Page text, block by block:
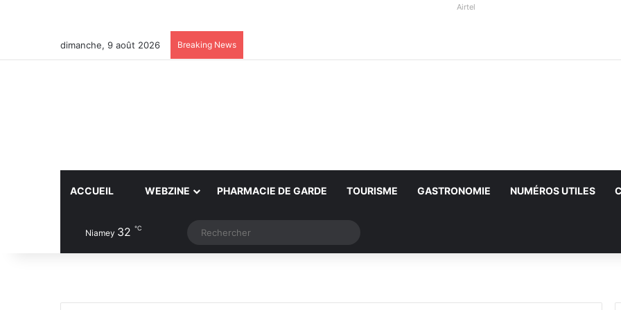
Airtel
dimanche, 9 août 2026 Breaking News
ACCUEIL WEBZINE PHARMACIE DE GARDE TOURISME GASTRONOMIE NUMÉROS UTILES
Niamey 32 ℃ Article Aléatoire
Switch skin